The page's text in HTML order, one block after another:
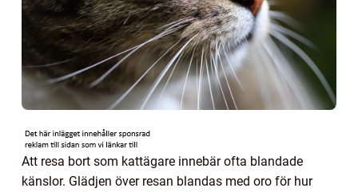
Att resa bort som kattägare innebär ofta blandade
känslor. Glädjen över resan blandas med oro för hur